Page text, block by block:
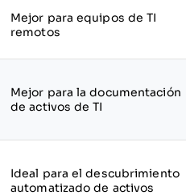
Mejor para equipos de TI
remotos
Mejor para la documentación
de activos de TI
Ideal para el descubrimiento
automatizado de activos